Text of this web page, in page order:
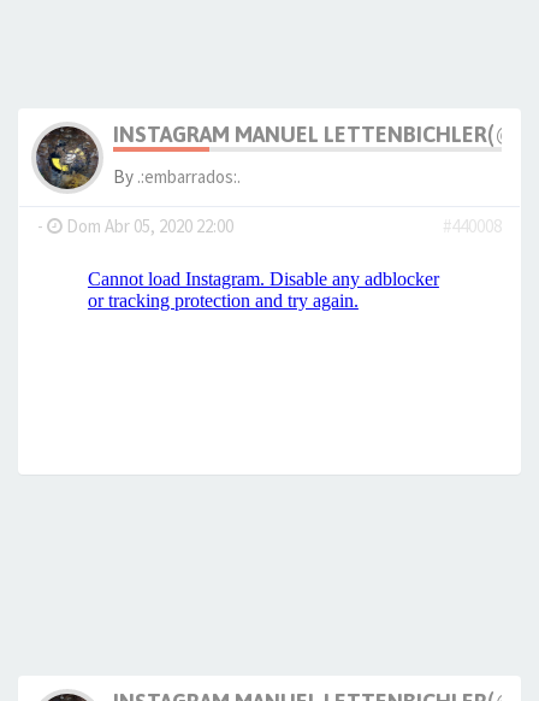
INSTAGRAM MANUEL
By .:embarrados:.
- Dom Abr 05, 2020 22:00 #440008